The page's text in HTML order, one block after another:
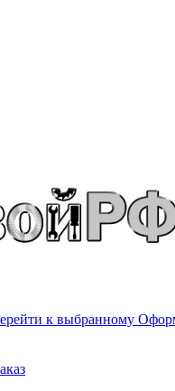
к выбранному